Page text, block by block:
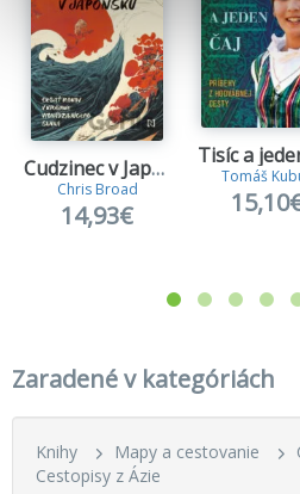
Cudzinec v Japonsku
Chris Broad
14,93€
Tisíc a
Tomáš
Zaradené v kategóriách
Knihy Mapy a cestovanie
Cestopisy z Ázie